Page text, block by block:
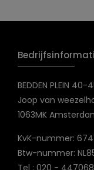
BEDDEN PLEIN 40-
Joop van
1063MK
KvK-nummer:
Btw-nummer:
Tel : 020 -